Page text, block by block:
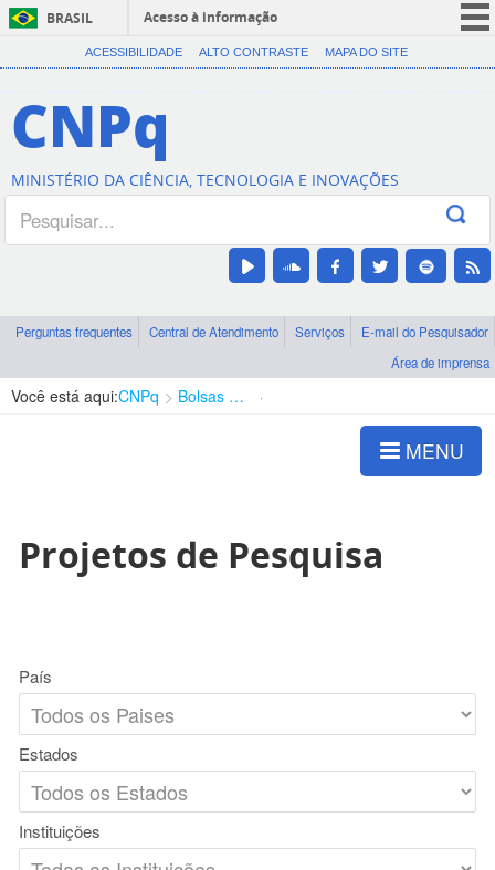
BRASIL
Acesso à informação
CORONAVÍRUS (COVID-19)
Canais
ACESSIBILIDADE ALTO CONTRASTE MAPA DO SITE
CNPq
MINISTÉRIO DA CIÊNCIA, TECNOLOGIA E INOVAÇÕES
Perguntas frequentes Central de Atendimento Serviços
E-mail do Pesquisador
Área de imprensa
Você está aqui:CNPq Bolsas e Auxílios Vigentes
MENU
Projetos de Pesquisa
País
Estados
Instituições